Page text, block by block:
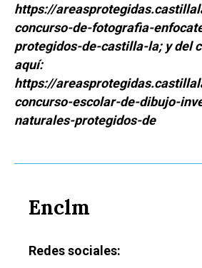
https://
concurso-de-fotografia-
protegidos-de-castilla-la; y del
aquí:
https://
concurso-escolar-de-dibujo-
naturales-protegidos-de
Enclm
Redes sociales: